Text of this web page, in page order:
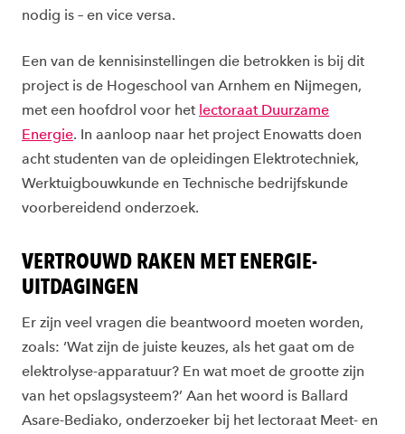
nodig is – en vice versa.
Een van de kennisinstellingen die betrokken is bij dit
project is de Hogeschool van Arnhem en Nijmegen,
met een hoofdrol voor het lectoraat Duurzame
Energie. In aanloop naar het project Enowatts doen
acht studenten van de opleidingen Elektrotechniek,
Werktuigbouwkunde en Technische bedrijfskunde
voorbereidend onderzoek.
VERTROUWD RAKEN MET ENERGIE-
UITDAGINGEN
Er zijn veel vragen die beantwoord moeten worden,
zoals: ‘Wat zijn de juiste keuzes, als het gaat om de
elektrolyse-apparatuur? En wat moet de grootte zijn
van het opslagsysteem?’ Aan het woord is Ballard
Asare-Bediako, onderzoeker bij het lectoraat Meet- en